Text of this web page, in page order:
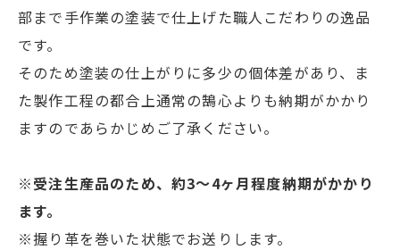
部まで手作業の塗装で仕上げた職人こだわりの逸品
です。
そのため塗装の仕上がりに多少の個体差があり、ま
た製作工程の都合上通常の鵠心よりも納期がかかり
ますのであらかじめご了承ください。
※受注生産品のため、約3～4ヶ月程度納期がかかり
ます。
※握り革を巻いた状態でお送りします。